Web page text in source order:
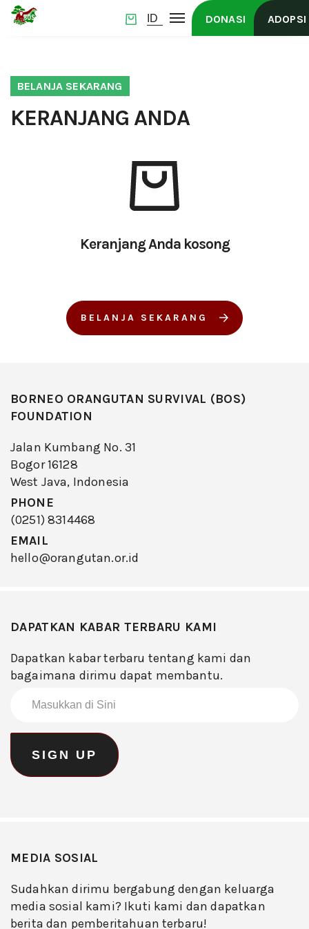
DONASI ADOPSI
BELANJA SEKARANG
KERANJANG ANDA
Keranjang Anda kosong
BELANJA SEKARANG
BORNEO ORANGUTAN SURVIVAL (BOS)
FOUNDATION
Jalan Kumbang No. 31
Bogor 16128
West Java, Indonesia
PHONE
(0251) 8314468
EMAIL
hello@orangutan.or.id
DAPATKAN KABAR TERBARU KAMI
Dapatkan kabar terbaru tentang kami dan
bagaimana dirimu dapat membantu.
MEDIA SOSIAL
Sudahkan dirimu bergabung dengan keluarga
media sosial kami? Ikuti kami dan dapatkan
berita dan pemberitahuan terbaru!